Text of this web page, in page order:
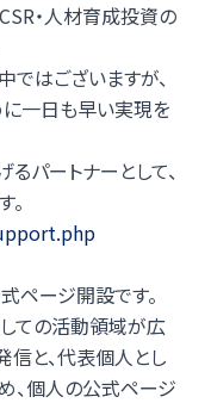
・人材育成投資の
はございますが、
に一日も早い実現を
パートナーとして、
ページ開設です。
ての活動領域が広
信と、代表個人とし
、個人の公式ページ